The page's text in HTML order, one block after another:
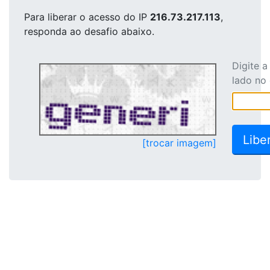
Para liberar o acesso do IP 216.73.217.113,
responda ao desafio abaixo.
[trocar imagem]
Digite
lado no